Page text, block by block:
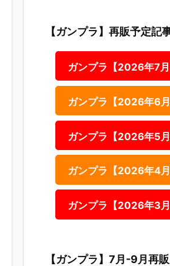
【ガンプラ】再販予定記
ガンプラ【2026年7
ガンプラ【2026年6
ガンプラ【2026年5
ガンプラ【2026年4
ガンプラ【2026年3
【ガンプラ】7月-9月再